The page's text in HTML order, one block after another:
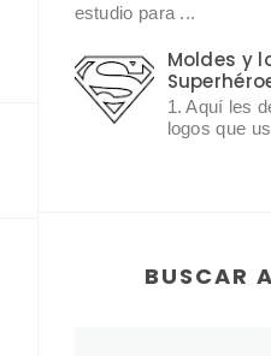
estudio para ...
Moldes y
1. Aquí les
logos que
BUSCAR